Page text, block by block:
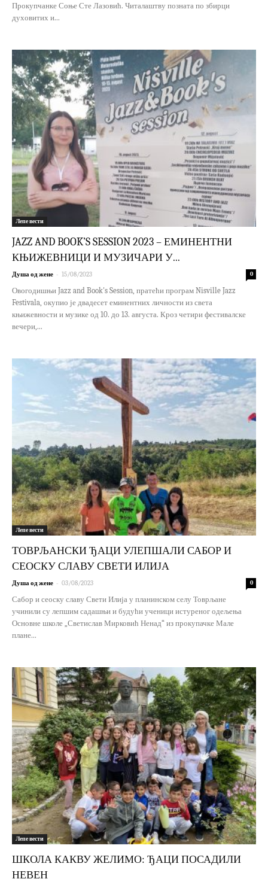
Прокупчанке Соње Сте Лазовић. Читалаштву позната по збирци
духовитих и...
Лепе вести
JAZZ AND BOOK’S SESSION 2023 – ЕМИНЕНТНИ
КЊИЖЕВНИЦИ И МУЗИЧАРИ У...
Душа од жене - 15/08/2023 0
Овогодишњи Jazz and Book's Session, пратећи програм Nisville Jazz
Festivala, окупио је двадесет еминентних личности из света
књижевности и музике од 10. до 13. августа. Кроз четири фестивалске
вечери,...
Лепе вести
ТОВРЉАНСКИ ЂАЦИ УЛЕПШАЛИ САБОР И
СЕОСКУ СЛАВУ СВЕТИ ИЛИЈА
Душа од жене - 03/08/2023 0
Сабор и сеоску славу Свети Илија у планинском селу Товрљане
учинили су лепшим садашњи и будући ученици истуреног одељења
Основне школе „Светислав Мирковић Ненад“ из прокупачке Мале
плане...
Лепе вести
ШКОЛА КАКВУ ЖЕЛИМО: ЂАЦИ ПОСАДИЛИ
НЕВЕН